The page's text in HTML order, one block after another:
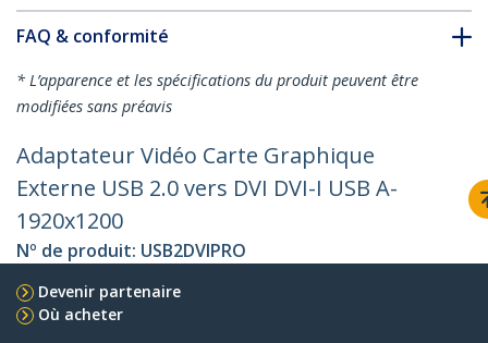
FAQ & conformité
* L’apparence et les spécifications du produit peuvent être
modifiées sans préavis
Adaptateur Vidéo Carte Graphique
Externe USB 2.0 vers DVI DVI-I USB A-
1920x1200
Nº de produit: USB2DVIPRO
Devenir partenaire
Où acheter